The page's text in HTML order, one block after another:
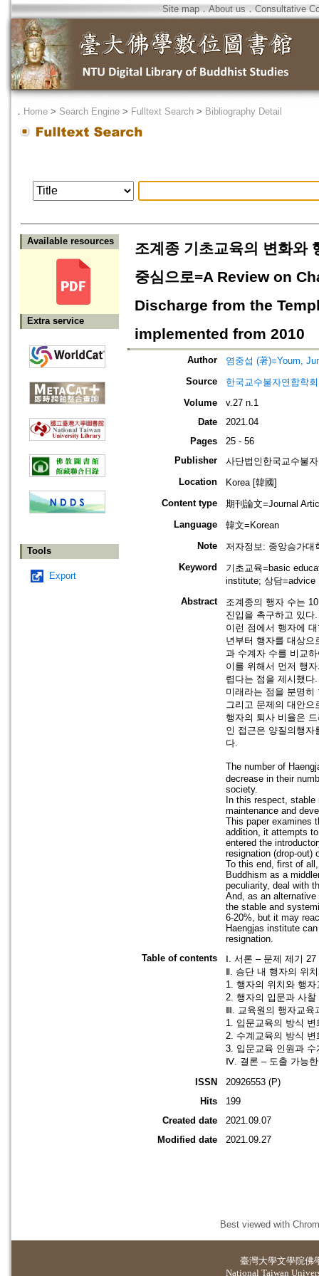
Site map．About us ． Consultative
． Home > Search Engine > Fulltext Search > Bibliography Detail
Available resources
Extra service
Tools
Export
조계종 기초교육의 변화와
중심으로=A Review on
Discharge from the
implemented from 2010
Author
염중섭 (著)=Youm,
Source
한국교수불자연합학
Volume
v.27 n.1
Date
2021.04
Pages
25 - 56
Publisher
사단법인한국교수불
Location
Korea [韓國]
Content type
期刊論文=Journal
Language
韓文=Korean
Note
저자정보: 중앙승가대
Keyword
기초교육=basic
institute; 상담=advice
Abstract
조계종의 행자 수는
진입을 촉구하고 있다.
이런 점에서 행자에
년부터 행자를 대상
과 수계자 수를 비교
이를 위해서 먼저 행
렵다는 점을 제시했
미래라는 점을 분명
그리고 문제의 대안
행자의 퇴사 비율은
인 접근은 양질의행
다.
The number of
decrease in their
society.
In this respect,
maintenance and
This paper examines
addition, it attempts
entered the
resignation (drop-out)
To this end, first of
Buddhism as a
peculiarity, deal with
And, as an
the stable and
6-20%, but it may
Haengjas institute
resignation.
Table of contents
Ⅰ. 서론 – 문제 제기 27
Ⅱ. 승단 내 행자의 위
1. 행자의 위치와 행
2. 행자의 입문과 사
Ⅲ. 교육원의 행자교육
1. 입문교육의 방식
2. 수계교육의 방식
3. 입문교육 인원과
Ⅳ. 결론 – 도출 가능
ISSN
20926553 (P)
Hits
199
Created date
2021.09.07
Modified date
2021.09.27
Best viewed with
臺灣大學文學院佛
National Taiwan